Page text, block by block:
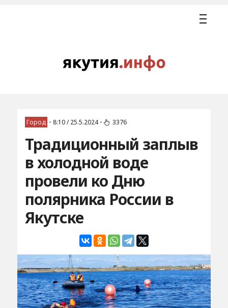
Город • 8:10 / 25.5.2024 • 3376
Традиционный заплыв
в холодной воде
провели ко Дню
полярника России в
Якутске